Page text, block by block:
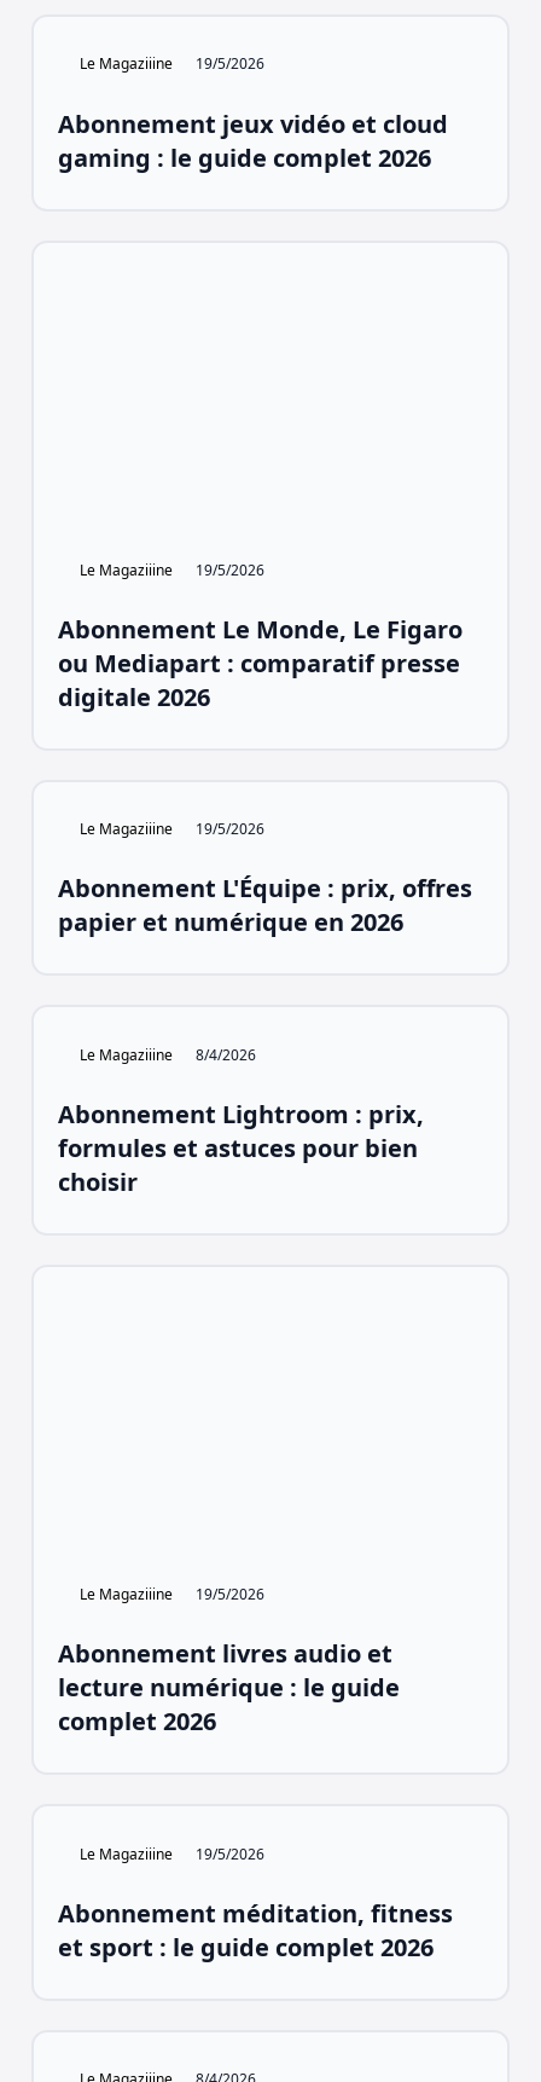
Le Magaziiine 19/5/2026
Abonnement jeux vidéo et cloud
gaming : le guide complet 2026
Le Magaziiine 19/5/2026
Abonnement Le Monde, Le Figaro
ou Mediapart : comparatif presse
digitale 2026
Le Magaziiine 19/5/2026
Abonnement L'Équipe : prix, offres
papier et numérique en 2026
Le Magaziiine 8/4/2026
Abonnement Lightroom : prix,
formules et astuces pour bien
choisir
Le Magaziiine 19/5/2026
Abonnement livres audio et
lecture numérique : le guide
complet 2026
Le Magaziiine 19/5/2026
Abonnement méditation, fitness
et sport : le guide complet 2026